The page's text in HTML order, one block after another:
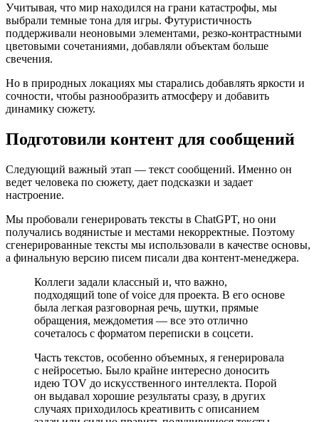
Учитывая, что мир находился на грани катастрофы, мы
выбрали темные тона для игры. Футуристичность
поддерживали неоновыми элементами, резко-контрастными
цветовыми сочетаниями, добавляли объектам больше
свечения.
Но в природных локациях мы старались добавлять яркости и
сочности, чтобы разнообразить атмосферу и добавить
динамику сюжету.
Подготовили контент для сообщений
Следующий важный этап — текст сообщений. Именно он
ведет человека по сюжету, дает подсказки и задает
настроение.
Мы пробовали генерировать тексты в ChatGPT, но они
получались водянистые и местами некорректные. Поэтому
сгенерированные тексты мы использовали в качестве основы,
а финальную версию писем писали два контент-менеджера.
Коллеги задали классный и, что важно,
подходящий tone of voice для проекта. В его основе
была легкая разговорная речь, шутки, прямые
обращения, междометия — все это отлично
сочеталось с форматом переписки в соцсети.
Часть текстов, особенно объемных, я генерировала
с нейросетью. Было крайне интересно доносить
идею TOV до искусственного интеллекта. Порой
он выдавал хорошие результаты сразу, в других
случаях приходилось креативить с описанием